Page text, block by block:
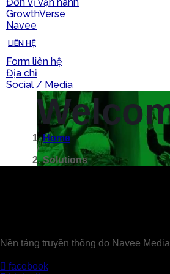
GrowthVerse
Navee
LIÊN HỆ
Form liên hệ
Địa chỉ
Social / Media
Home
/
Solutions
Nền tảng truyền thông do Navee
facebook